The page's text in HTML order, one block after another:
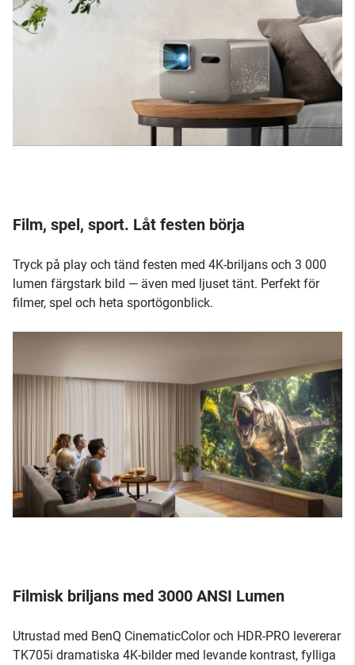
Film, spel, sport. Låt festen börja
Tryck på play och tänd festen med 4K-briljans och 3 000
lumen färgstark bild — även med ljuset tänt. Perfekt för
filmer, spel och heta sportögonblick.
Filmisk briljans med 3000 ANSI Lumen
Utrustad med BenQ CinematicColor och HDR-PRO levererar
TK705i dramatiska 4K-bilder med levande kontrast, fylliga